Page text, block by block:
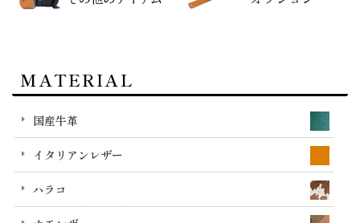
MATERIAL
国産牛革
イタリアンレザー
ハラコ